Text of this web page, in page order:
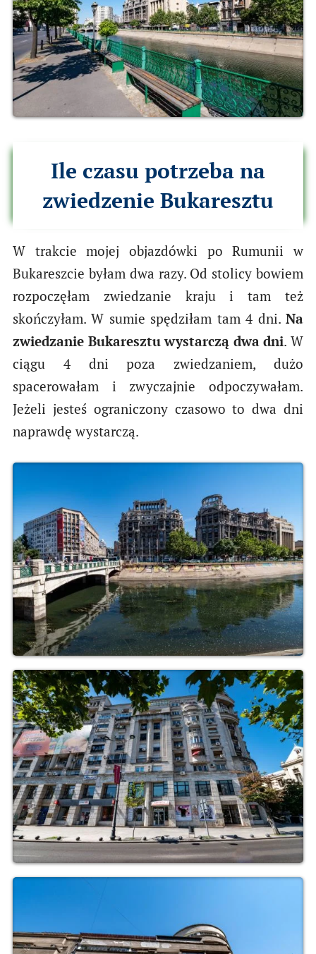
Ile czasu potrzeba na
zwiedzenie Bukaresztu
W trakcie mojej objazdówki po Rumunii w
Bukareszcie byłam dwa razy. Od stolicy bowiem
rozpoczęłam zwiedzanie kraju i tam też
skończyłam. W sumie spędziłam tam 4 dni.Na
zwiedzanie Bukaresztu wystarczą dwa dni. W
ciągu 4 dni poza zwiedzaniem, dużo
spacerowałam i zwyczajnie odpoczywałam.
Jeżeli jesteś ograniczony czasowo to dwa dni
naprawdę wystarczą.